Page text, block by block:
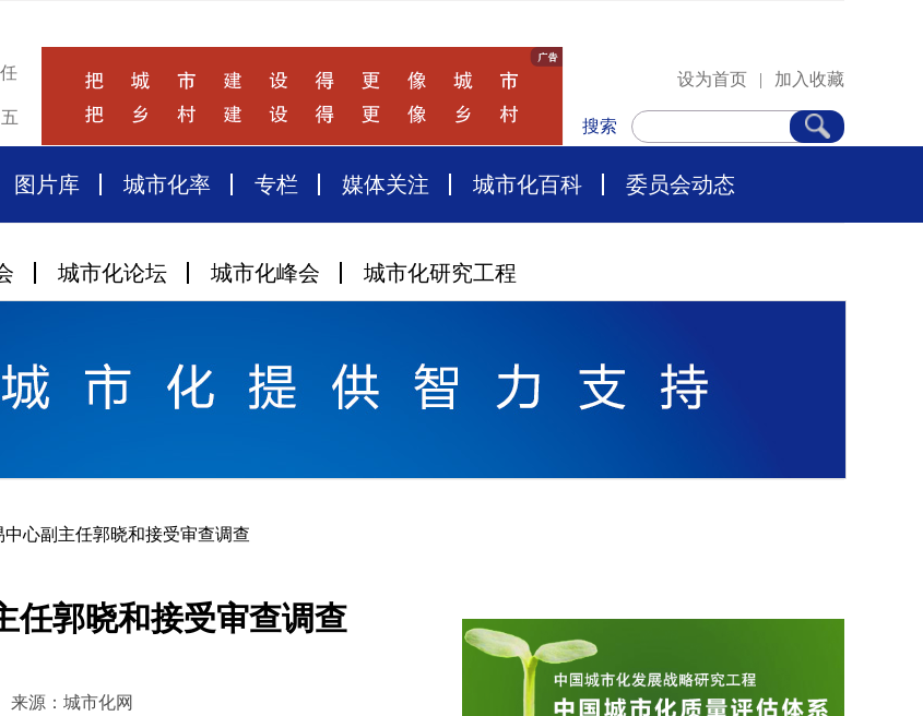
设为首页 | 加入收藏
搜索
图片库 城市化率 专栏 媒体关注 城市化百科 委员会动态
城市化论坛 城市化峰会 城市化研究工程
心副主任郭晓和接受审查调查
任郭晓和接受审查调查
来源：城市化网